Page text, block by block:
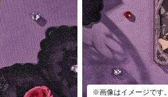
※画像はイメージです。
その着せ替え人形は
予約受付中